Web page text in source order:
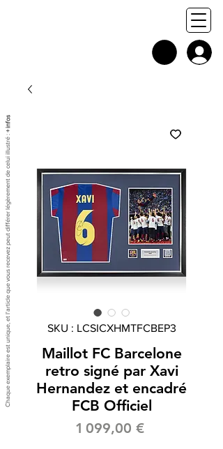
SKU : LCSICXHMTFCBEP3
Maillot FC Barcelone
retro signé par Xavi
Hernandez et encadré
FCB Officiel
1 099,00 €Prix
Chaque exemplaire est unique, et l'article que vous recevez peut différer légèrement de celui illustré :
+ infos